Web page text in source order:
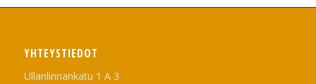
YHTEYSTIEDOT
Ullanlinnankatu 1 A 3